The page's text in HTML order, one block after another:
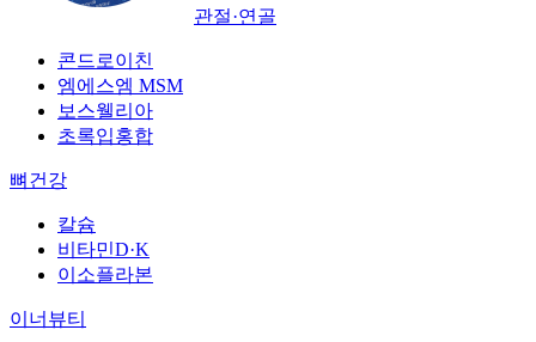
관절·연골
콘드로이친
엠에스엠 MSM
보스웰리아
초록입홍합
뼈건강
칼슘
비타민D·K
이소플라본
이너뷰티